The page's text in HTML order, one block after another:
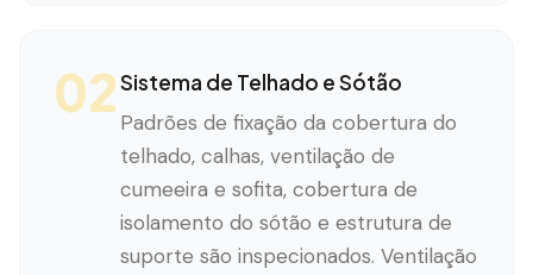
02Sistema de Telhado e Sótão
Padrões de fixação da cobertura do
telhado, calhas, ventilação de
cumeeira e sofita, cobertura de
isolamento do sótão e estrutura de
suporte são inspecionados. Ventilação